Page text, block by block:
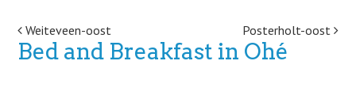
Post navigation
Weiteveen-oost Posterholt-oost
Bed and Breakfast in Ohé